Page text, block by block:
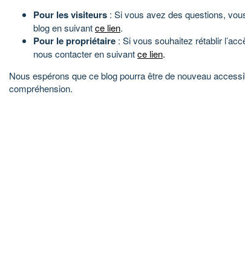
Pour les visiteurs : Si vous avez des questions,
blog en suivantce lien.
Pour le propriétaire : Si vous souhaitez rétablir
nous contacter en suivantce lien.
Nous espérons que ce blog pourra être de nouveau
compréhension.